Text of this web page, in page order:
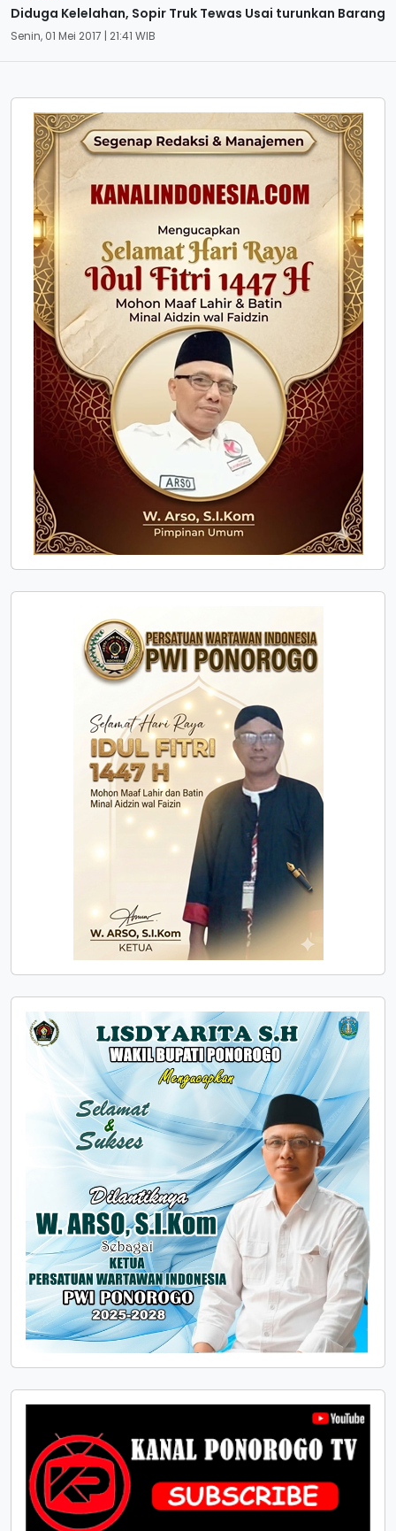
Diduga Kelelahan, Sopir Truk Tewas Usai turunkan Barang
Senin, 01 Mei 2017 | 21:41 WIB